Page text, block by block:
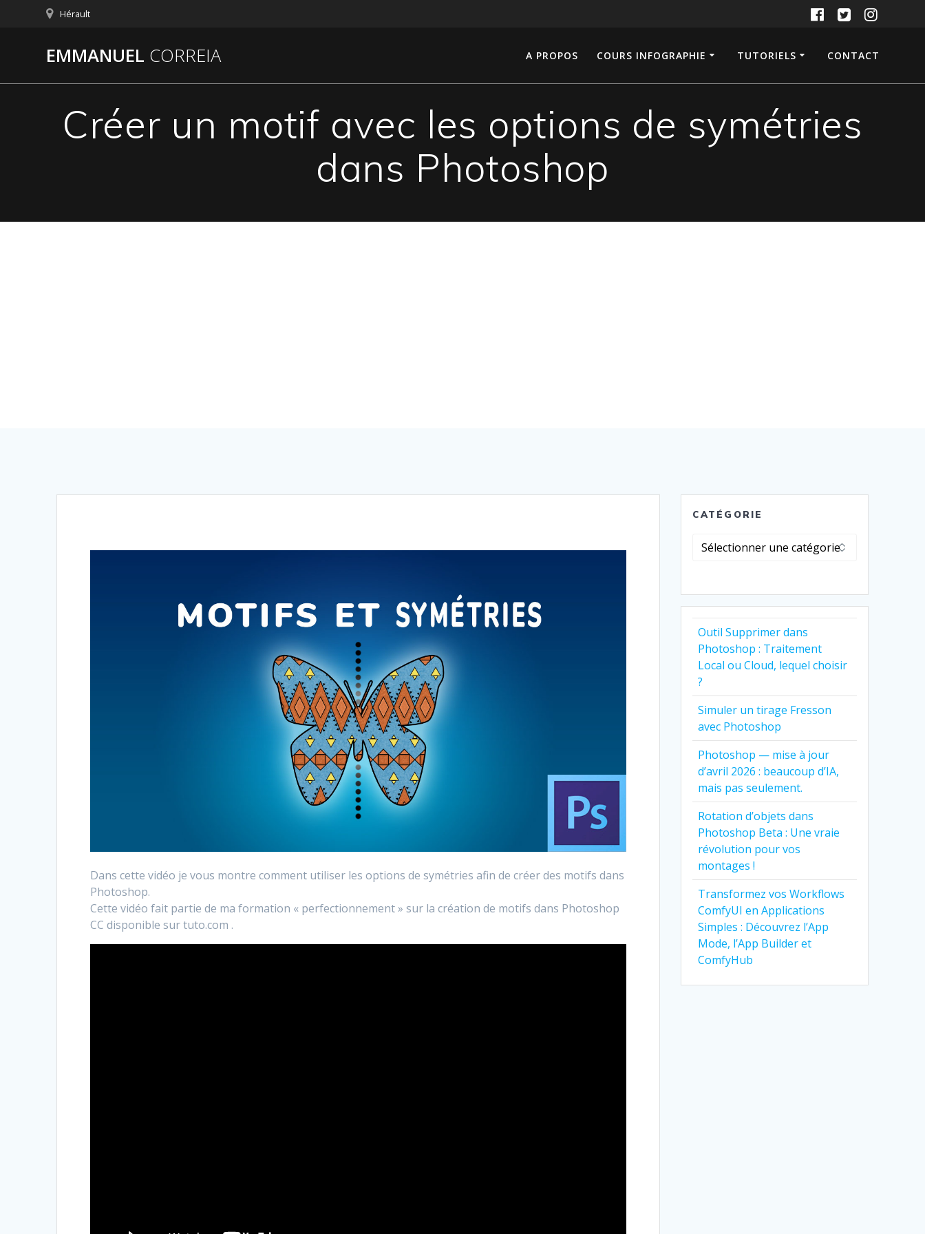
Hérault
EMMANUEL CORREIA A PROPOS COURS INFOGRAPHIE TUTORIELS CONTACT
Créer un motif avec les options de symétries
dans Photoshop
Dans cette vidéo je vous montre comment utiliser les options de symétries afin de créer des motifs dans
Photoshop.
Cette vidéo fait partie de ma formation « perfectionnement » sur la création de motifs dans Photoshop
CC disponible sur tuto.com .
CATÉGORIE
Catégorie
Outil Supprimer dans
Photoshop : Traitement
Local ou Cloud, lequel choisir
?
Simuler un tirage Fresson
avec Photoshop
Photoshop — mise à jour
d’avril 2026 : beaucoup d’IA,
mais pas seulement.
Rotation d’objets dans
Photoshop Beta : Une vraie
révolution pour vos
montages !
Transformez vos Workflows
ComfyUI en Applications
Simples : Découvrez l’App
Mode, l’App Builder et
ComfyHub